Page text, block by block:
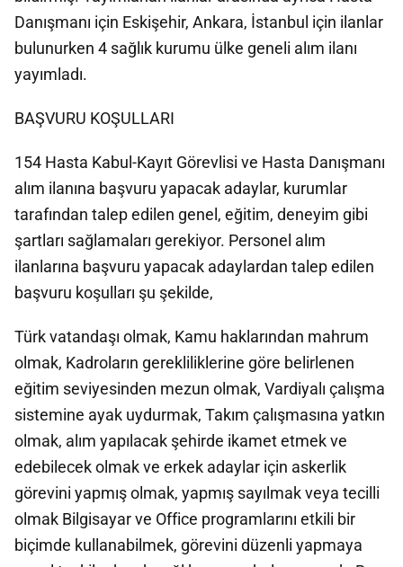
Danışmanı için Eskişehir, Ankara, İstanbul için ilanlar
bulunurken 4 sağlık kurumu ülke geneli alım ilanı
yayımladı.
BAŞVURU KOŞULLARI
154 Hasta Kabul-Kayıt Görevlisi ve Hasta Danışmanı
alım ilanına başvuru yapacak adaylar, kurumlar
tarafından talep edilen genel, eğitim, deneyim gibi
şartları sağlamaları gerekiyor. Personel alım
ilanlarına başvuru yapacak adaylardan talep edilen
başvuru koşulları şu şekilde,
Türk vatandaşı olmak, Kamu haklarından mahrum
olmak, Kadroların gerekliliklerine göre belirlenen
eğitim seviyesinden mezun olmak, Vardiyalı çalışma
sistemine ayak uydurmak, Takım çalışmasına yatkın
olmak, alım yapılacak şehirde ikamet etmek ve
edebilecek olmak ve erkek adaylar için askerlik
görevini yapmış olmak, yapmış sayılmak veya tecilli
olmak Bilgisayar ve Office programlarını etkili bir
biçimde kullanabilmek, görevini düzenli yapmaya